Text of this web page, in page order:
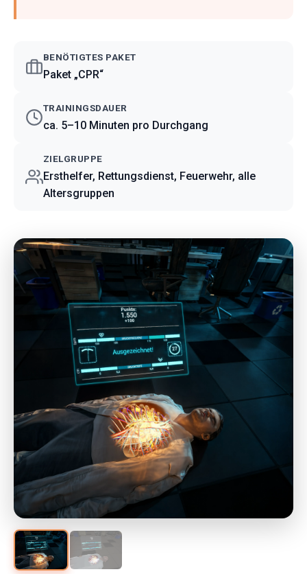
BENÖTIGTES PAKET
Paket „CPR“
TRAININGSDAUER
ca. 5–10 Minuten pro Durchgang
ZIELGRUPPE
Ersthelfer, Rettungsdienst, Feuerwehr, alle
Altersgruppen